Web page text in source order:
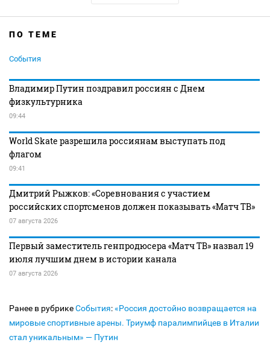
ПО ТЕМЕ
События
Владимир Путин поздравил россиян с Днем
физкультурника
09:44
World Skate разрешила россиянам выступать под
флагом
09:41
Дмитрий Рыжков: «Соревнования с участием
российских спортсменов должен показывать «Матч ТВ»
07 августа 2026
Первый заместитель генпродюсера «Матч ТВ» назвал 19
июля лучшим днем в истории канала
07 августа 2026
Ранее в рубрикеСобытия:«Россия достойно возвращается на
мировые спортивные арены. Триумф паралимпийцев в Италии
стал уникальным» — Путин